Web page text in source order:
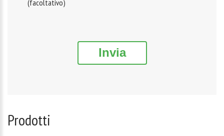
(facoltativo)
Invia
Prodotti